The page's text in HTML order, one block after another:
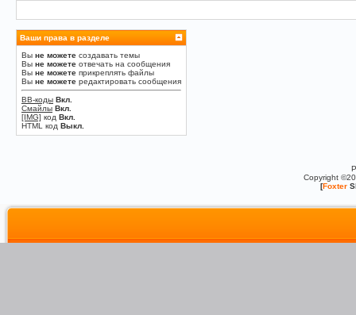
Ваши права в разделе
Вы не можете создавать темы
Вы не можете отвечать на сообщения
Вы не можете прикреплять файлы
Вы не можете редактировать сообщения
BB-коды Вкл.
Смайлы Вкл.
[IMG] код Вкл.
HTML код Выкл.
Copyright
[Foxter